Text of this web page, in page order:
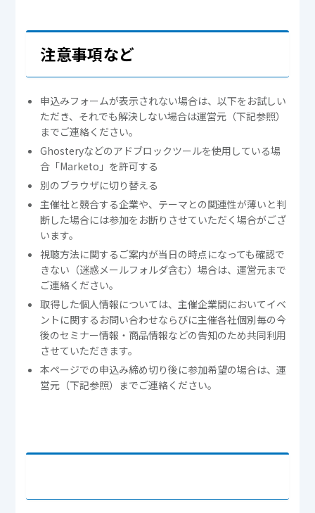
注意事項など
申込みフォームが表示されない場合は、以下をお試しい
ただき、それでも解決しない場合は運営元（下記参照）
までご連絡ください。
Ghosteryなどのアドブロックツールを使用している場
合「Marketo」を許可する
別のブラウザに切り替える
主催社と競合する企業や、テーマとの関連性が薄いと判
断した場合には参加をお断りさせていただく場合がござ
います。
視聴方法に関するご案内が当日の時点になっても確認で
きない（迷惑メールフォルダ含む）場合は、運営元まで
ご連絡ください。
取得した個人情報については、主催企業間においてイベ
ントに関するお問い合わせならびに主催各社個別毎の今
後のセミナー情報・商品情報などの告知のため共同利用
させていただきます。
本ページでの申込み締め切り後に参加希望の場合は、運
営元（下記参照）までご連絡ください。